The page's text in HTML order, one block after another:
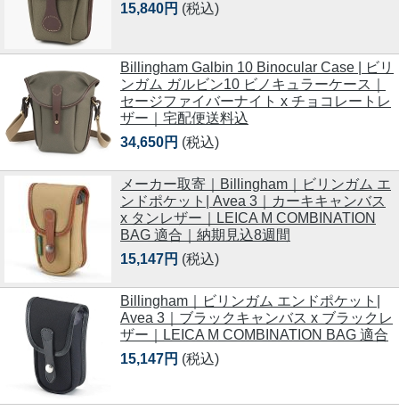
15,840円 (税込)
Billingham Galbin 10 Binocular Case | ビリ
ンガム ガルビン10 ビノキュラーケース｜
セージファイバーナイト x チョコレートレ
ザー｜宅配便送料込
34,650円 (税込)
メーカー取寄｜Billingham｜ビリンガム エ
ンドポケット| Avea 3｜カーキキャンバス
x タンレザー｜LEICA M COMBINATION
BAG 適合｜納期見込8週間
15,147円 (税込)
Billingham｜ビリンガム エンドポケット|
Avea 3｜ブラックキャンバス x ブラックレ
ザー｜LEICA M COMBINATION BAG 適合
15,147円 (税込)